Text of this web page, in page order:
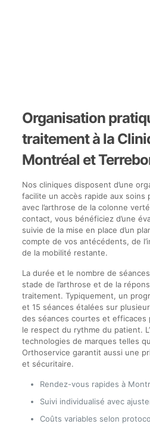
Organisation
traitement à la
Montréal et
Nos cliniques disposent d’une
facilite un accès rapide aux soins
avec l’arthrose de la colonne
contact, vous bénéficiez d’une
suivie de la mise en place d’un
compte de vos antécédents, de
de la mobilité restante.
La durée et le nombre de
stade de l’arthrose et de la
traitement. Typiquement, un
et 15 séances étalées sur
des séances courtes et
le respect du rythme du patient.
technologies de marques telles
Orthoservice garantit aussi une
et sécuritaire.
Rendez-vous rapides à
Suivi individualisé avec
Coûts variables selon